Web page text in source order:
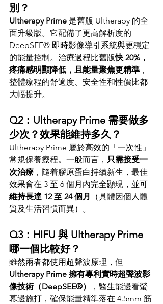
別？
Ultherapy Prime 是舊版 Ultherapy 的全
面升級版。它配備了更高解析度的
DeepSEE® 即時影像導引系統與更穩定
的能量控制。治療過程比舊版快 20%，
疼痛感明顯降低，且能量聚焦更精準 ，
整體療程的舒適度、安全性和性價比都
大幅提升。
Q2：Ultherapy Prime 需要做多
少次？效果能維持多久？
Ultherapy Prime 屬於高效的「一次性」
常規保養療程。一般而言， 只需接受一
次治療 ，隨着膠原蛋白持續新生，最佳
效果會在 3 至 6 個月內完全顯現，並可
維持長達 12 至 24 個月
（具體因個人體
質及生活習慣而異）。
Q3：HIFU 與 Ultherapy Prime
哪一個比較好？
雖然兩者都使用超聲波原理，但
Ultherapy Prime 擁有專利實時超聲波影
像技術（DeepSEE®）
，醫生能邊看螢
幕邊施打，確保能量精準落在 4.5mm 筋